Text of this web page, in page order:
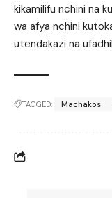
kikamilifu nchini na
wa afya nchini
utendakazi na
TAGGED: Machakos